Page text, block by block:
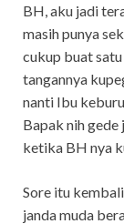
BH, aku jadi
masih punya
cukup buat
tangannya
nanti Ibu
Bapak nih gede
ketika BH nya
Sore itu
janda muda